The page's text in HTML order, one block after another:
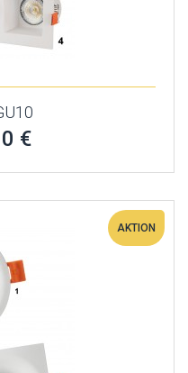
€
AKTION